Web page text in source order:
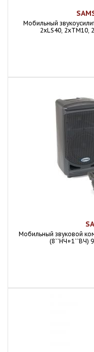
Мобильный
2xLS40, 2xTM10,
Мобильный звуковой
(8``НЧ+1``ВЧ)